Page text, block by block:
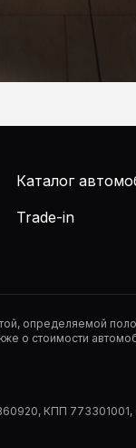
Каталог
Trade-in
определяемой
о стоимости
КПП